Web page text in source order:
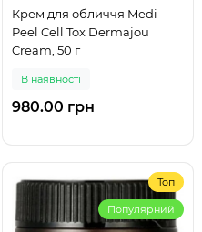
Крем для обличчя Medi-
Peel Cell Tox Dermajou
Cream, 50 г
В наявності
980.00 грн
Топ
Популярний